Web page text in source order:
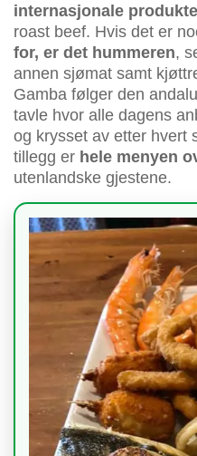
internasjonale
roast beef. Hvis det er
for, er det hummeren,
annen sjømat samt
Gamba følger den
tavle hvor alle dagens
og krysset av etter hvert
tillegg er hele menyen
utenlandske gjestene.